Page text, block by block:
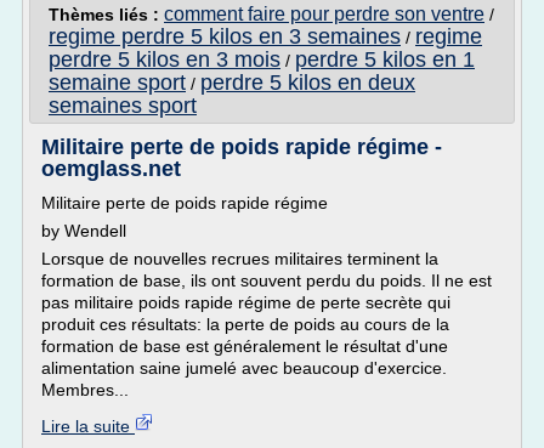
Thèmes liés : comment faire pour perdre son ventre /
regime perdre 5 kilos en 3 semaines / regime
perdre 5 kilos en 3 mois / perdre 5 kilos en 1
semaine sport / perdre 5 kilos en deux
semaines sport
Militaire perte de poids rapide régime -
oemglass.net
Militaire perte de poids rapide régime
by Wendell
Lorsque de nouvelles recrues militaires terminent la
formation de base, ils ont souvent perdu du poids. Il ne est
pas militaire poids rapide régime de perte secrète qui
produit ces résultats: la perte de poids au cours de la
formation de base est généralement le résultat d'une
alimentation saine jumelé avec beaucoup d'exercice.
Membres...
Lire la suite